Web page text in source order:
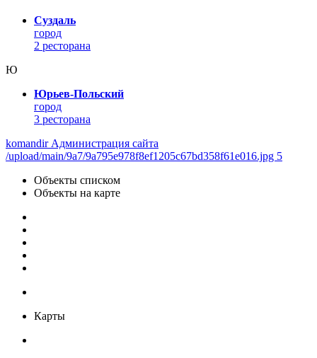
Суздаль
город
2 ресторана
Ю
Юрьев-Польский
город
3 ресторана
komandir Администрация сайта
/upload/main/9a7/9a795e978f8ef1205c67bd358f61e016.jpg 5
Объекты списком
Объекты на карте
Карты